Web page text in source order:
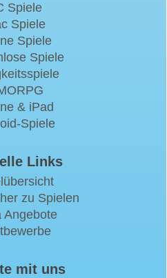
Spiele
Spiele
Spiele
Spiele
& iPad
Spiele
Links
zu Spielen
Angebote
mit uns